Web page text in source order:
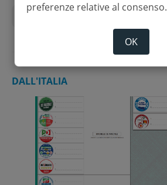
Elezioni regionali
DALL'ITALIA
preferenze relative al consenso.
OK